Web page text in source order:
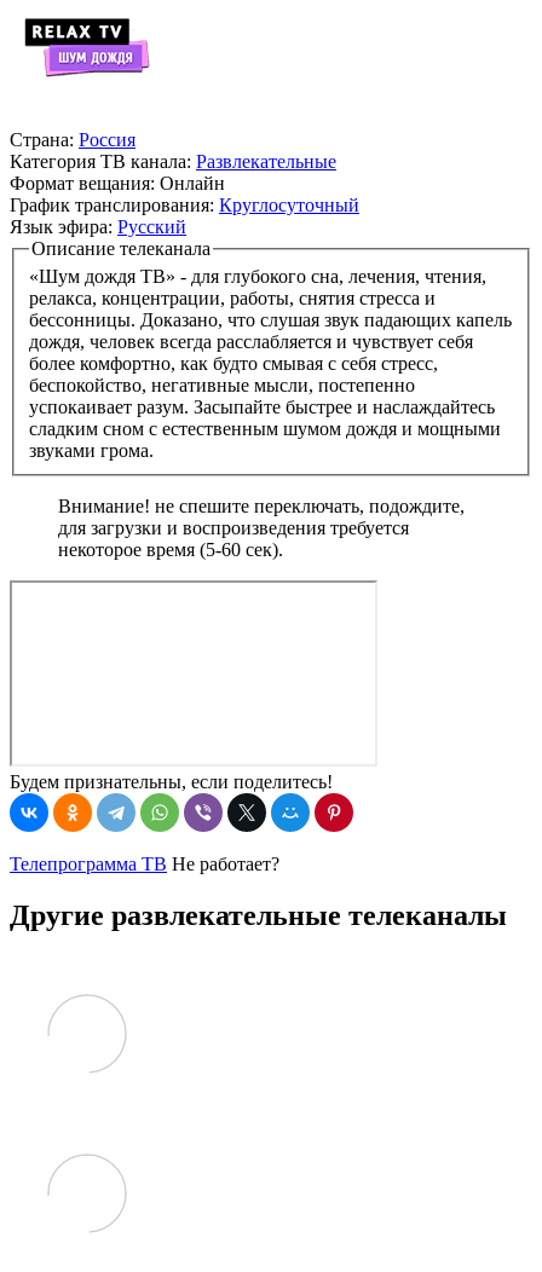
Страна: Россия
Категория ТВ канала: Развлекательные
Формат вещания: Онлайн
График транслирования: Круглосуточный
Язык эфира: Русский
Описание телеканала
«Шум дождя ТВ» - для глубокого сна, лечения, чтения,
релакса, концентрации, работы, снятия стресса и
бессонницы. Доказано, что слушая звук падающих капель
дождя, человек всегда расслабляется и чувствует себя
более комфортно, как будто смывая с себя стресс,
беспокойство, негативные мысли, постепенно
успокаивает разум. Засыпайте быстрее и наслаждайтесь
сладким сном с естественным шумом дождя и мощными
звуками грома.
Внимание! не спешите переключать, подождите,
для загрузки и воспроизведения требуется
некоторое время (5-60 сек).
Будем признательны, если поделитесь!
Телепрограмма ТВ Не работает?
Другие развлекательные телеканалы